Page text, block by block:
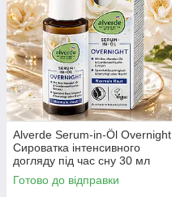
Alverde Serum-in-Öl Overnight
Сироватка інтенсивного
догляду під час сну 30 мл
Готово до відправки